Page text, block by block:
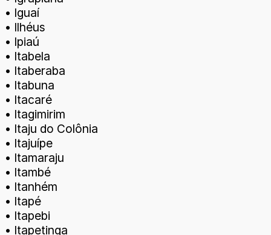
• Iguaí
• Ilhéus
• Ipiaú
• Itabela
• Itaberaba
• Itabuna
• Itacaré
• Itagimirim
• Itaju do Colônia
• Itajuípe
• Itamaraju
• Itambé
• Itanhém
• Itapé
• Itapebi
• Itapetinga